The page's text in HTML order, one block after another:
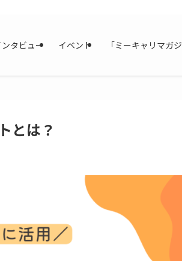
ンタビュー イベント 「ミーキャリマガ
とは？